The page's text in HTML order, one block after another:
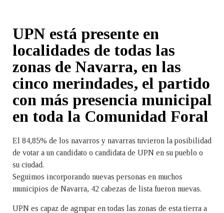
UPN está presente en
localidades de todas las
zonas de Navarra, en las
cinco merindades, el partido
con más presencia municipal
en toda la Comunidad Foral
El 84,85% de los navarros y navarras tuvieron la posibilidad
de votar a un candidato o candidata de UPN en su pueblo o
su ciudad.
Seguimos incorporando nuevas personas en muchos
municipios de Navarra, 42 cabezas de lista fueron nuevas.
UPN es capaz de agrupar en todas las zonas de esta tierra a